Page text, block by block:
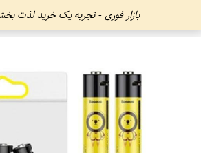
بازار فوری - تجربه یک خرید لذت